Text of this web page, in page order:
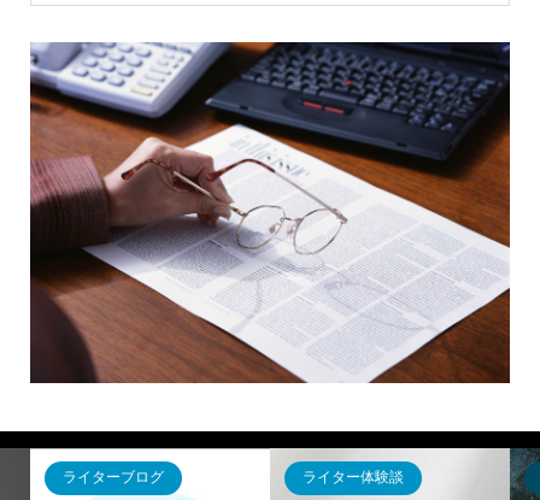
ライター体験談 ライターブログ